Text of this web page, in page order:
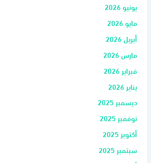
يونيو 2026
مايو 2026
أبريل 2026
مارس 2026
فبراير 2026
يناير 2026
ديسمبر 2025
نوفمبر 2025
أكتوبر 2025
سبتمبر 2025